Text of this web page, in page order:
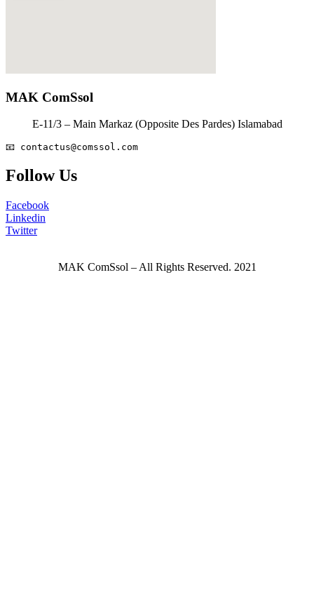
MAK ComSsol
E-11/3 – Main Markaz (Opposite Des Pardes) Islamabad
📧 contactus@comssol.com
Follow Us
Facebook
Linkedin
Twitter
MAK ComSsol – All Rights Reserved. 2021